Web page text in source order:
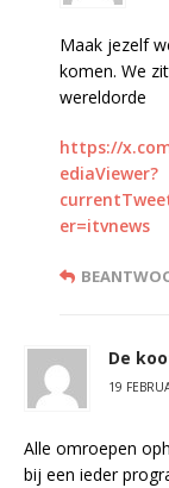
Maak jezelf
komen. We
wereldorde
https://
ediaViewer?
er=itvnews
De
19
Alle omroepen
bij een ieder